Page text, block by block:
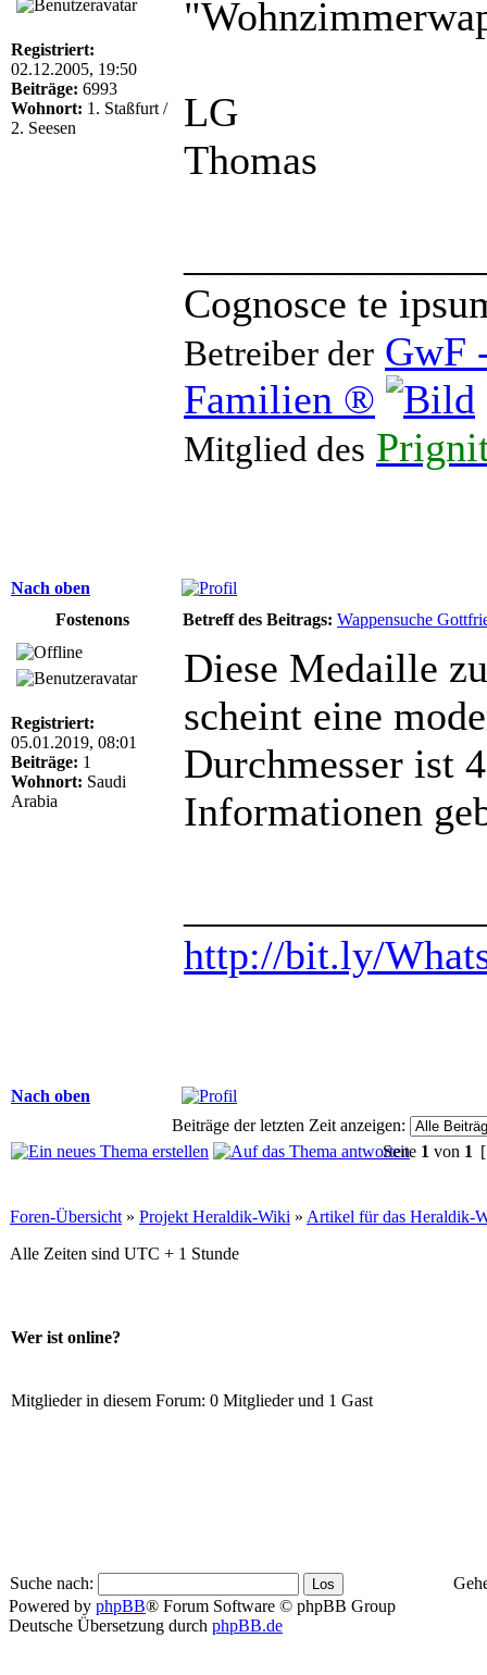
Registriert:
02.12.2005, 19:50
Beiträge: 6993
Wohnort: 1. Staßfurt /
2. Seesen
LG
Thomas
Cognosce te
Betreiber der GwF
Familien ®
Mitglied des
Nach oben
Fostenons
Betreff des Beitrags: Wappensuche
Registriert:
05.01.2019, 08:01
Beiträge: 1
Wohnort: Saudi
Arabia
Diese Medaille
scheint eine
Durchmesser ist
Informationen
http://bit.ly/
Nach oben
Beiträge der letzten Zeit anzeigen:
Seite 1 von 1
Foren-Übersicht » Projekt Heraldik-Wiki » Artikel für das Heraldik-
Alle Zeiten sind UTC + 1 Stunde
Wer ist online?
Mitglieder in diesem Forum: 0 Mitglieder und 1 Gast
Suche nach:
Powered by phpBB® Forum Software © phpBB Group
Deutsche Übersetzung durch phpBB.de